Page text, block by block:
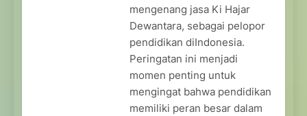
mengenang jasa Ki Hajar
Dewantara, sebagai pelopor
pendidikan diIndonesia.
Peringatan ini menjadi
momen penting untuk
mengingat bahwa pendidikan
memiliki peran besar dalam